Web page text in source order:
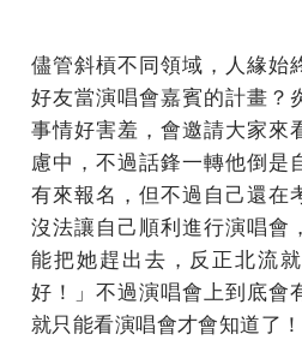
儘管斜槓不同領域，人緣始
好友當演唱會嘉賓的計畫？
事情好害羞，會邀請大家來
慮中，不過話鋒一轉他倒是
有來報名，但不過自己還在
沒法讓自己順利進行演唱會
能把她趕出去，反正北流
好！」不過演唱會上到底會
就只能看演唱會才會知道了！